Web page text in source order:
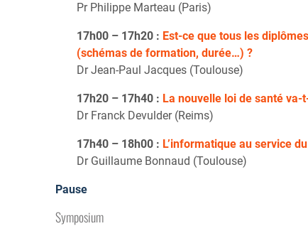
Pr Philippe Marteau (Paris)
17h00 – 17h20 : Est-ce que tous les
(schémas de formation, durée…) ?
Dr Jean-Paul Jacques (Toulouse)
17h20 – 17h40 : La nouvelle loi de santé
Dr Franck Devulder (Reims)
17h40 – 18h00 : L’informatique au service
Dr Guillaume Bonnaud (Toulouse)
Pause
Symposium